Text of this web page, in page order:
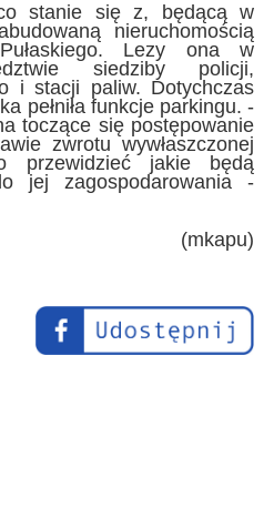
stanie się z, będącą w
nieruchomością
Lezy ona w
siedziby policji,
i stacji paliw. Dotychczas
pełniła funkcje parkingu. -
toczące się postępowanie
zwrotu wywłaszczonej
przewidzieć jakie będą
jej zagospodarowania -
(mkapu)